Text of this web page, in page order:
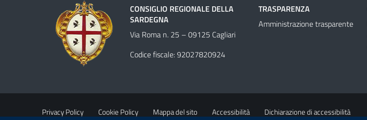
CONSIGLIO REGIONALE DELLA
SARDEGNA
Via Roma n. 25 – 09125 Cagliari
Codice fiscale: 92027820924
TRASPARENZA
Amministrazione trasparente
Privacy Policy Cookie Policy Mappa del sito Accessibilità Dichiarazione di accessibilità